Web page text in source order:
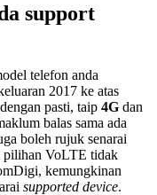
support
telefon anda
2017 ke atas
pasti, taip 4G dan
balas sama ada
boleh rujuk senarai
pilihan VoLTE tidak
kemungkinan
supported device.